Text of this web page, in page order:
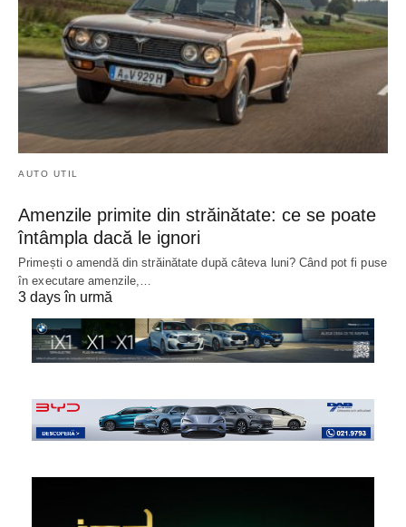
AUTO UTIL
Amenzile primite din străinătate: ce se poate
întâmpla dacă le ignori
Primești o amendă din străinătate după câteva luni? Când pot fi puse
în executare amenzile,…
3 days în urmă